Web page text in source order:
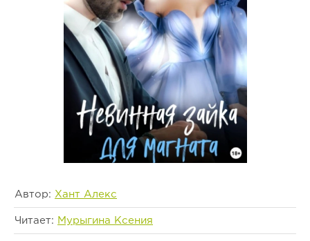
Автор: Хант Алекс
Читает: Мурыгина Ксения